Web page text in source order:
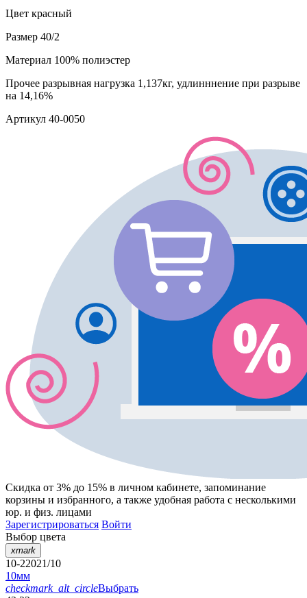
Цвет красный
Размер 40/2
Материал 100% полиэстер
Прочее разрывная нагрузка 1,137кг, удлинннение при разрыве
на 14,16%
Артикул 40-0050
Скидка от 3% до 15% в личном кабинете, запоминание
корзины и избранного, а также удобная работа с несколькими
юр. и физ. лицами
Зарегистрироваться Войти
Выбор цвета
xmark
10-22021/10
10мм
checkmark_alt_circleВыбрать